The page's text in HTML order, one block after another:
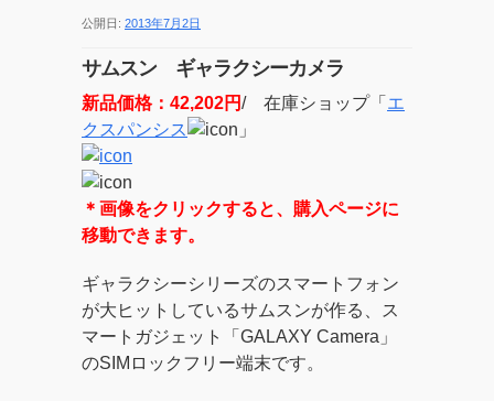
公開日: 2013年7月2日
サムスン ギャラクシーカメラ
新品価格：42,202円/ 在庫ショップ「 エ
クスパンシス
」
＊画像をクリックすると、購入ページに
移動できます。
ギャラクシーシリーズのスマートフォン
が大ヒットしているサムスンが作る、ス
マートガジェット「GALAXY Camera」
のSIMロックフリー端末です。